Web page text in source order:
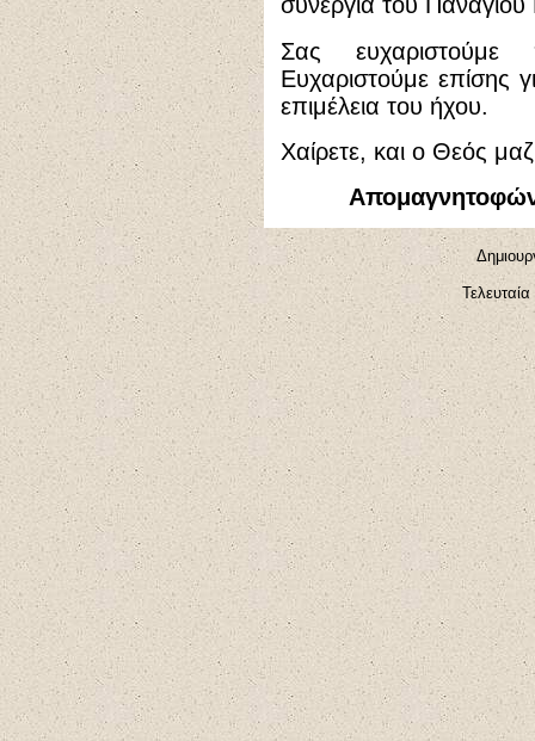
Σας
Ευχαριστούμε επίσης
επιμέλεια του ήχου.
Χαίρετε, και ο Θεός